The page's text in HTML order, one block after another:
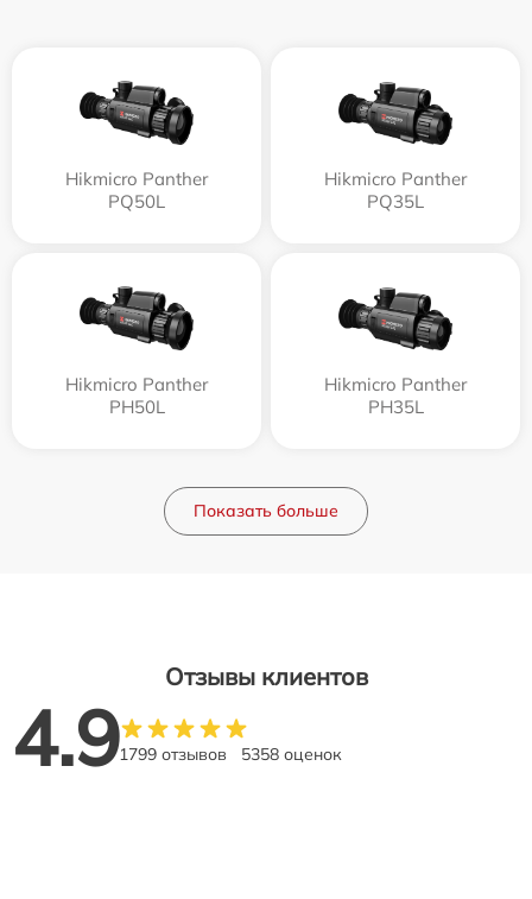
Hikmicro Panther
PQ50L
Hikmicro Panther
PQ35L
Hikmicro Panther
PH50L
Hikmicro Panther
PH35L
Показать больше
Отзывы клиентов
4.91799 отзывов 5358 оценок